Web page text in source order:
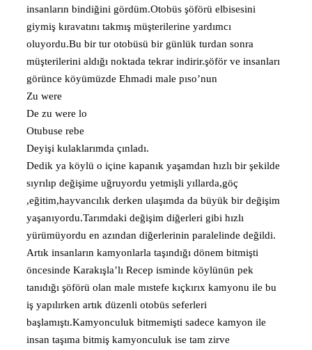
insanların bindiğini gördüm.Otobüs şöförü elbisesini
giymiş kıravatını takmış müşterilerine yardımcı
oluyordu.Bu bir tur otobüsü bir günlük turdan sonra
müşterilerini aldığı noktada tekrar indirir.şöför ve insanları
görünce köyümüzde Ehmadi male pıso’nun
Zu were
De zu were lo
Otubuse rebe
Deyişi kulaklarımda çınladı.
Dedik ya köylü o içine kapanık yaşamdan hızlı bir şekilde
sıyrılıp değişime uğruyordu yetmişli yıllarda,göç
,eğitim,hayvancılık derken ulaşımda da büyük bir değişim
yaşanıyordu.Tarımdaki değişim diğerleri gibi hızlı
yürümüyordu en azından diğerlerinin paralelinde değildi.
Artık insanların kamyonlarla taşındığı dönem bitmişti
öncesinde Karakışla’lı Recep isminde köylünün pek
tanıdığı şöförü olan male mıstefe kıçkırıx kamyonu ile bu
iş yapılırken artık düzenli otobüs seferleri
başlamıştı.Kamyonculuk bitmemişti sadece kamyon ile
insan taşıma bitmiş kamyonculuk ise tam zirve